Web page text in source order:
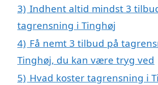
3) Indhent altid mindst 3
tagrensning i Tinghøj
4) Få nemt 3 tilbud på
Tinghøj, du kan være tryg ved
5) Hvad koster tagrensning i